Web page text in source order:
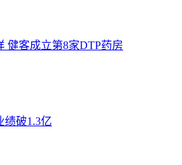
健客成立第8家DTP药房
绩破1.3亿